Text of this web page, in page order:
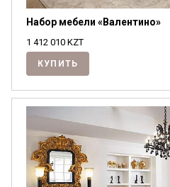
Набор мебели «Валентино»
1 412 010 KZT
КУПИТЬ